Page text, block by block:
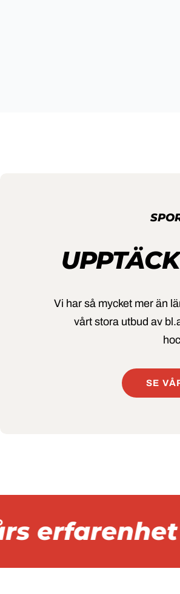
Vi har så mycket mer än
vårt stora utbud av
SE
erfarenhet